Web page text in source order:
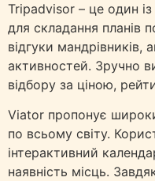
Tripadvisor – це один із
для складання планів
відгуки мандрівників,
активностей. Зручно
відбору за ціною,
Viator пропонує
по всьому світу.
інтерактивний
наявність місць.